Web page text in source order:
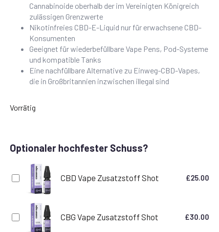
Cannabinoide oberhalb der im Vereinigten Königreich
zulässigen Grenzwerte
Nikotinfreies CBD-E-Liquid nur für erwachsene CBD-
Konsumenten
Geeignet für wiederbefüllbare Vape Pens, Pod-Systeme
und kompatible Tanks
Eine nachfüllbare Alternative zu Einweg-CBD-Vapes,
die in Großbritannien inzwischen illegal sind
Vorrätig
Optionaler hochfester Schuss?
CBD Vape Zusatzstoff Shot £25.00
CBG Vape Zusatzstoff Shot £30.00